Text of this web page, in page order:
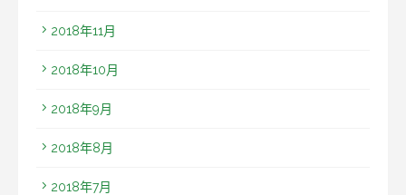
2018年11月
2018年10月
2018年9月
2018年8月
2018年7月